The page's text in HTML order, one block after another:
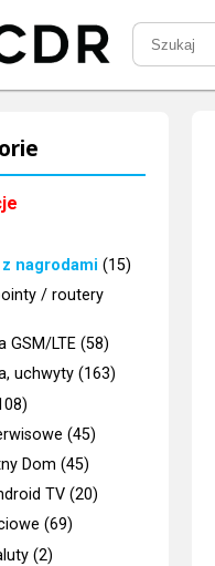
nagrodami (15)
/ routery
GSM/LTE (58)
uchwyty (163)
(45)
Dom (45)
TV (20)
(69)
(2)